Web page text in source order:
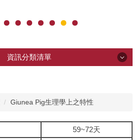
資訊分類清單
Giunea Pig生理學上之特性
59~72天